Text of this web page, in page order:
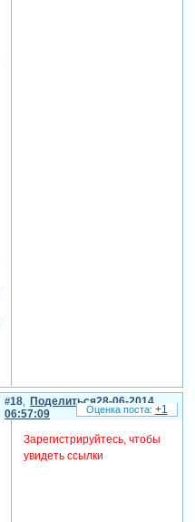
Поделиться
18
28-06-2014
06:57:09
Зарегистрируйтесь, чтобы
увидеть ссылки
+1